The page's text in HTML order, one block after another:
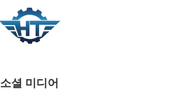
소셜 미디어